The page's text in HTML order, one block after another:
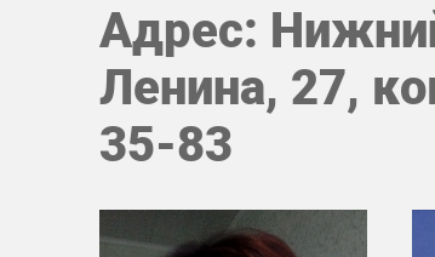
Адрес:
Ленина, 27,
35-83